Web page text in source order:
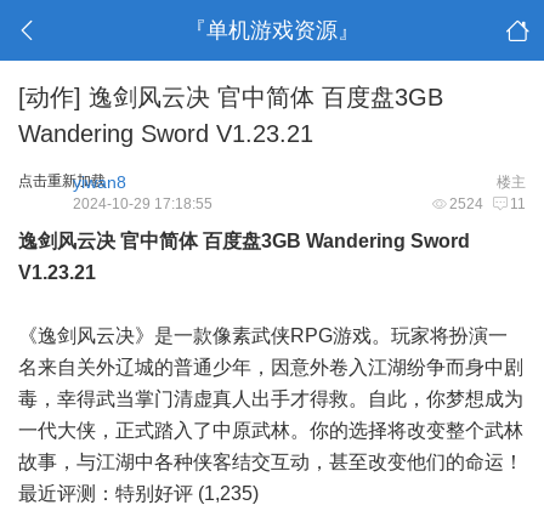
『单机游戏资源』
[动作] 逸剑风云决 官中简体 百度盘3GB
Wandering Sword V1.23.21
点击重新加载 楼主
yiwan8
2524 11
2024-10-29 17:18:55
逸剑风云决 官中简体 百度盘3GB Wandering Sword
V1.23.21
《逸剑风云决》是一款像素武侠RPG游戏。玩家将扮演一
名来自关外辽城的普通少年，因意外卷入江湖纷争而身中剧
毒，幸得武当掌门清虚真人出手才得救。自此，你梦想成为
一代大侠，正式踏入了中原武林。你的选择将改变整个武林
故事，与江湖中各种侠客结交互动，甚至改变他们的命运！
最近评测：特别好评 (1,235)